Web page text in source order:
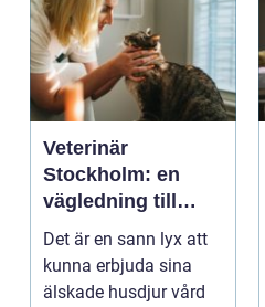
Veterinär
Stockholm: en
vägledning till
vård i hemmiljö
Det är en sann lyx att
kunna erbjuda sina
älskade husdjur vård